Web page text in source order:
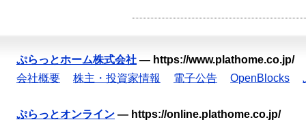
ぷらっとホーム株式会社 — https://www.plathome.co.jp/
会社概要
株主・投資家情報 電子公告 OpenBlocks
ぷらっとオンライン — https://online.plathome.co.jp/